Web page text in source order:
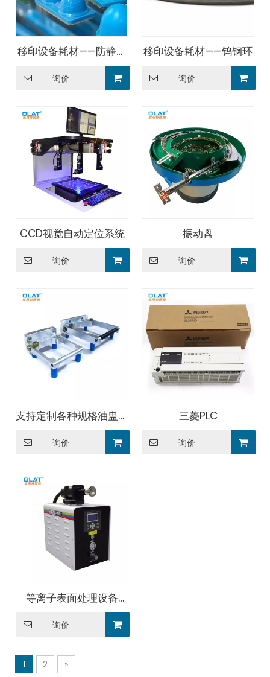
移印设备耗材——防静电
询价
移印设备耗材——钨钢环
询价
CCD视觉自动定位系统
询价
振动盘
询价
支持定制各种规格油盅支
询价
三菱PLC
询价
等离子表面处理设备
询价
1 2 »